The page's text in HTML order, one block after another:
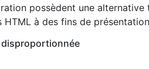
possèdent une alternative
HTML à des fins de